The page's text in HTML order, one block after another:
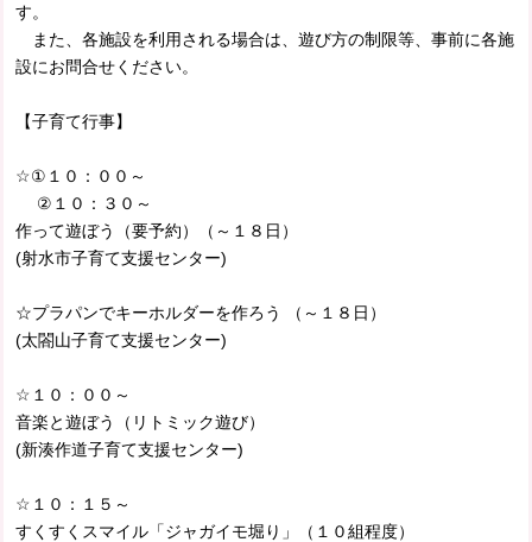
す。
また、各施設を利用される場合は、遊び方の制限等、事前に各施
設にお問合せください。
【子育て行事】
☆①１０：００～
②１０：３０～
作って遊ぼう（要予約）（～１８日）
(射水市子育て支援センター)
☆プラパンでキーホルダーを作ろう （～１８日）
(太閤山子育て支援センター)
☆１０：００～
音楽と遊ぼう（リトミック遊び）
(新湊作道子育て支援センター)
☆１０：１５～
すくすくスマイル「ジャガイモ堀り」（１０組程度）